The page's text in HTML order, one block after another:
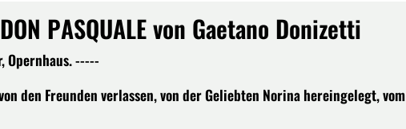
DON PASQUALE von Gaetano Donizetti
Opernhaus. -----
den Freunden verlassen, von der Geliebten Norina hereingelegt, vom